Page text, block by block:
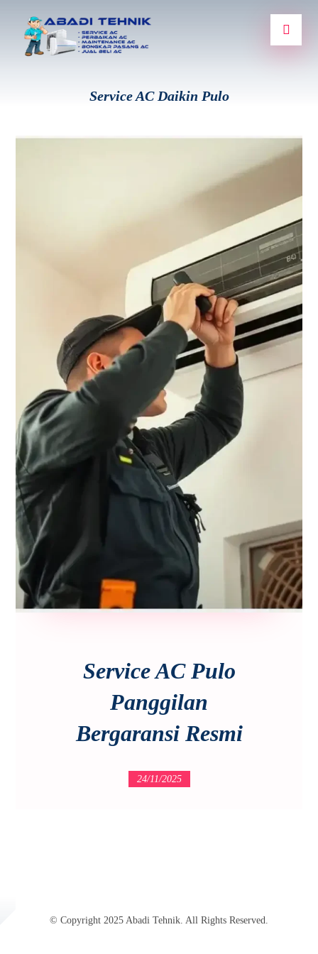
Service AC Daikin Pulo
Service AC Pulo
Panggilan
Bergaransi Resmi
24/11/2025
© Copyright 2025 Abadi Tehnik. All Rights Reserved.